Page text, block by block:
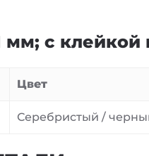
мм; с клейкой
Цвет
Серебристый /